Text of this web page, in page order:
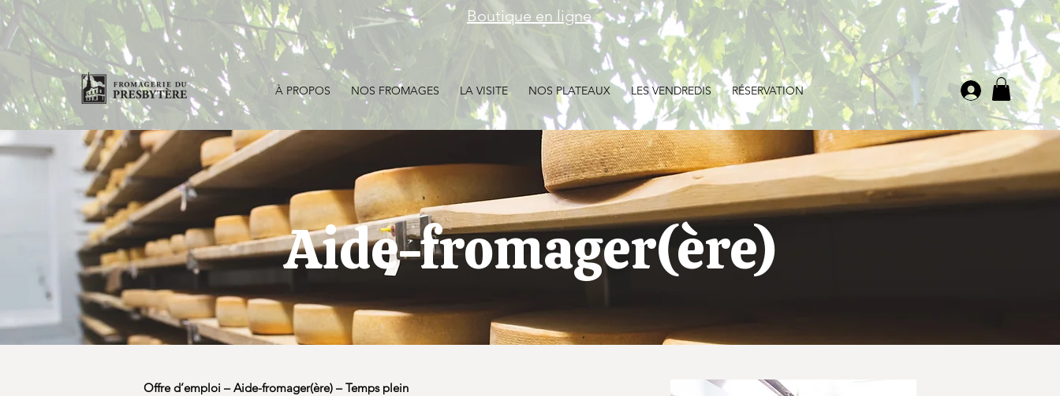
Boutique en ligne
À PROPOS NOS FROMAGES LA VISITE NOS PLATEAUX LES VENDREDIS RÉSERVATION
Aide-fromager(ère)
Offre d’emploi – Aide-fromager(ère) – Temps plein